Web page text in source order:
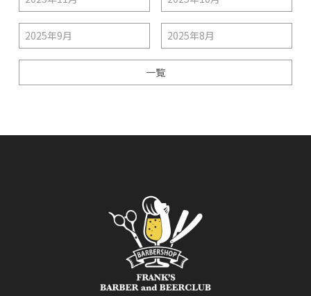
2025年9月 2025年8月
一覧